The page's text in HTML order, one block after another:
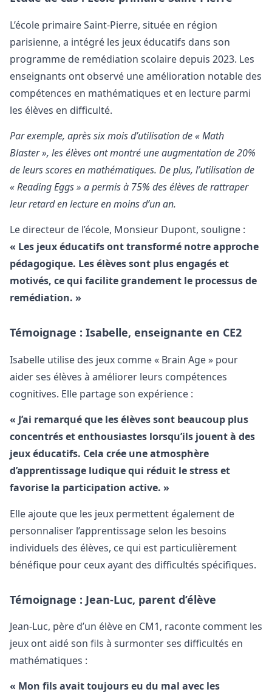
L’école primaire Saint-Pierre, située en région
parisienne, a intégré les jeux éducatifs dans son
programme de remédiation scolaire depuis 2023. Les
enseignants ont observé une amélioration notable des
compétences en mathématiques et en lecture parmi
les élèves en difficulté.
Par exemple, après six mois d’utilisation de « Math
Blaster », les élèves ont montré une augmentation de 20%
de leurs scores en mathématiques. De plus, l’utilisation de
« Reading Eggs » a permis à 75% des élèves de rattraper
leur retard en lecture en moins d’un an.
Le directeur de l’école, Monsieur Dupont, souligne :
« Les jeux éducatifs ont transformé notre approche
pédagogique. Les élèves sont plus engagés et
motivés, ce qui facilite grandement le processus de
remédiation. »
Témoignage : Isabelle, enseignante en CE2
Isabelle utilise des jeux comme « Brain Age » pour
aider ses élèves à améliorer leurs compétences
cognitives. Elle partage son expérience :
« J’ai remarqué que les élèves sont beaucoup plus
concentrés et enthousiastes lorsqu’ils jouent à des
jeux éducatifs. Cela crée une atmosphère
d’apprentissage ludique qui réduit le stress et
favorise la participation active. »
Elle ajoute que les jeux permettent également de
personnaliser l’apprentissage selon les besoins
individuels des élèves, ce qui est particulièrement
bénéfique pour ceux ayant des difficultés spécifiques.
Témoignage : Jean-Luc, parent d’élève
Jean-Luc, père d’un élève en CM1, raconte comment les
jeux ont aidé son fils à surmonter ses difficultés en
mathématiques :
« Mon fils avait toujours eu du mal avec les